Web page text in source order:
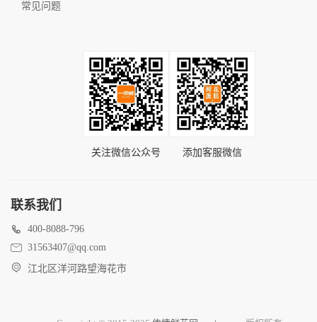
常见问题
关注微信公众号 添加客服微信
联系我们
400-8088-796
31563407@qq.com
江北区洋河路望海花市